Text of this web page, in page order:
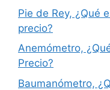
Pie de Rey, ¿Qué
precio?
Anemómetro,
Precio?
Baumanómetro,